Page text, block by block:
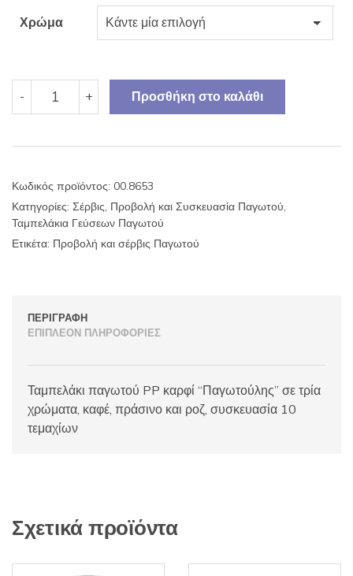
Χρώμα
-
Ταμπελάκι
παγωτού
10αδα
ποσότητα
+ Προσθήκη στο καλάθι
Κωδικός προϊόντος: 00.8653
Κατηγορίες: Σέρβις, Προβολή και Συσκευασία Παγωτού,
Ταμπελάκια Γεύσεων Παγωτού
Ετικέτα: Προβολή και σέρβις Παγωτού
ΠΕΡΙΓΡΑΦΉ
ΕΠΙΠΛΈΟΝ ΠΛΗΡΟΦΟΡΊΕΣ
Ταμπελάκι παγωτού PP καρφί “Παγωτούλης” σε τρία
χρώματα, καφέ, πράσινο και ροζ, συσκευασία 10
τεμαχίων
Σχετικά προϊόντα